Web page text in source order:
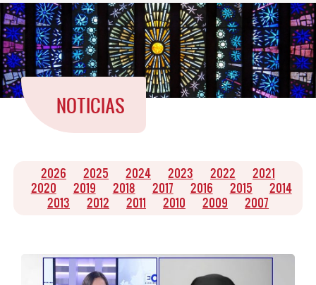
NOTICIAS
2026 2025 2024 2023 2022
2021
2020
2019 2018 2017 2016 2015
2014
2013
2012 2011 2010 2009 2007